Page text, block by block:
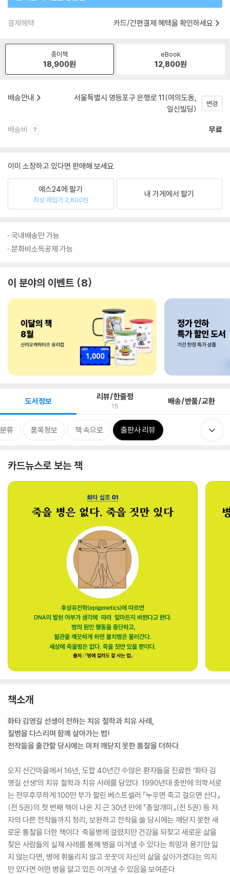
결제혜택 카드/간편결제 혜택을 확인하세요
종이책
18,900원
eBook
12,800원
배송안내
서울특별시 영등포구 은행로 11(여의도동,
일신빌딩)
변경
배송비 무료
이미 소장하고 있다면 판매해 보세요.
예스24에 팔기
최상 매입가 2,800원
내 가게에서 팔기
국내배송만 가능
문화비소득공제 가능
이 분야의 이벤트 8
도서정보 리뷰/한줄평
15 배송/반품/교환
류 품목정보 책 속으로 출판사 리뷰
카드뉴스로 보는 책
책소개
화타 김영길 선생이 전하는 치유 철학과 치유 사례,
질병을 다스리며 함께 살아가는 법!
전작들을 출간할 당시에는 미처 깨닫지 못한 통찰을 더하다.
오지 산간마을에서 16년, 도합 40년간 수많은 환자들을 진료한 ‘화타 김
영길 선생’의 치유 철학과 치유 사례를 담았다. 1990년대 중반에 의학서로
는 전무후무하게 100만 부가 팔린 베스트셀러 『누우면 죽고 걸으면 산다』
(전 5권)의 첫 번째 책이 나온 지 근 30년 만에 『총알개미』(전 5권) 등 저
자의 다른 전작들까지 정리, 보완하고 전작을 쓸 당시에는 깨닫지 못한 새
로운 통찰을 더한 책이다. 죽을병에 걸렸지만 건강을 되찾고 새로운 삶을
찾은 사람들의 실제 사례를 통해 병을 이겨낼 수 있다는 희망과 용기만 잃
지 않는다면, 병에 휘둘리지 않고 꿋꿋이 자신의 삶을 살아가겠다는 의지
만 있다면 어떤 병을 앓고 있든 이겨낼 수 있음을 보여준다.